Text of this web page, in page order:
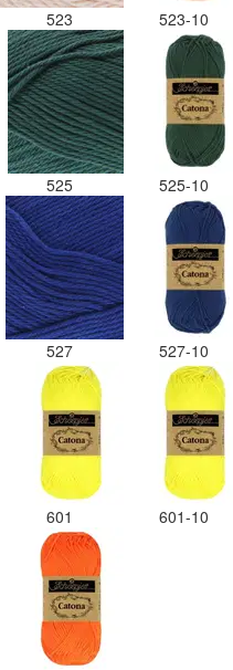
523 523-10
525 525-10
527 527-10
601 601-10